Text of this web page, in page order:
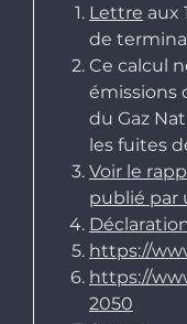
Lettre aux
de
Ce calcul
émissions
du Gaz
les fuites
Voir le
publié par
https://
https://
2050